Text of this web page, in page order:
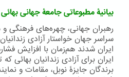
جامعۀ
جهانی
بهائی
-
۱۶
تیر
۱۴۰۵
بیانیۀ مطبوعاتی جامعۀ جهانی بهائی - ۸ اردیبهشت
رهبران جهانی، چهره‌های فرهنگی
سراسر جهان خواستار آزادی
ایران شدند هم‌زمان با افزایش
ایران برای آزادی زندانیان بهائی
برندگان جایزۀ نوبل، مقامات و